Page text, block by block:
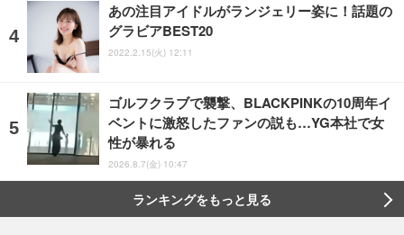
あの注目アイドルがランジェリー姿に！話題の
グラビアBEST20
2022.2.15(火) 12:11
ゴルフクラブで襲撃、BLACKPINKの10周年イ
ベントに激怒したファンの説も…YG本社で女
性が暴れる
2026.8.7(金) 10:47
ランキングをもっと見る